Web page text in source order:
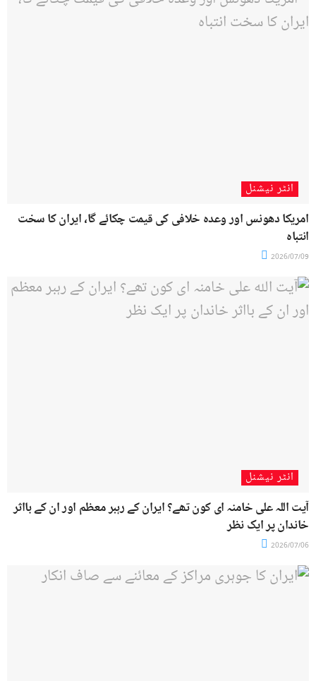
انٹر نیشنل
امریکا دھونس اور وعدہ خلافی کی قیمت چکائے گا، ایران کا سخت
انتباہ
2026/07/09
انٹر نیشنل
آیت اللہ علی خامنہ ای کون تھے؟ ایران کے رہبر معظم اور ان کے بااثر
خاندان پر ایک نظر
2026/07/06